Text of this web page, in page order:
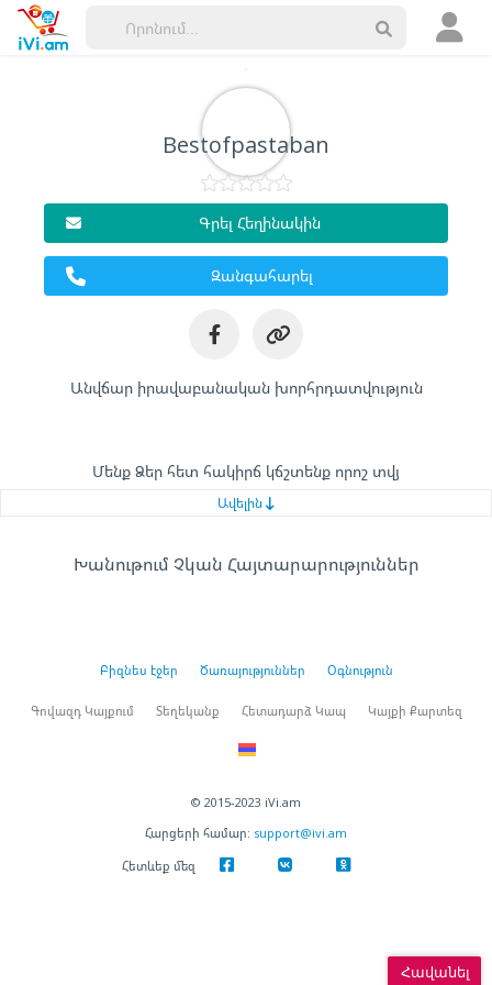
Խանութներ
Ծառայություններ
Bestofpastaban
Գրել Հեղինակին
Զանգահարել
Անվճար իրավաբանական խորհրդատվություն
Մենք Ձեր հետ հակիրճ կճշտենք որոշ տվյ
Ավելին
Խանութում Չկան Հայտարարություններ
Բիզնես էջեր Ծառայություններ Օգնություն
Գովազդ Կայքում Տեղեկանք Հետադարձ Կապ Կայքի Քարտեզ
© 2015-2023 iVi.am
Հարցերի համար: support@ivi.am
Հետևեք մեզ
Հավանել